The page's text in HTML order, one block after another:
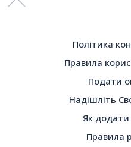
Політика
Правила
Подати
Надішліть
Як додати
Правила